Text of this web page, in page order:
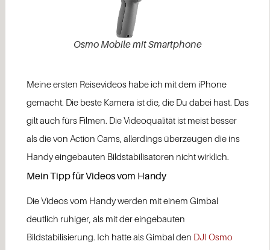
Osmo Mobile mit Smartphone
Meine ersten Reisevideos habe ich mit dem iPhone
gemacht. Die beste Kamera ist die, die Du dabei hast. Das
gilt auch fürs Filmen. Die Videoqualität ist meist besser
als die von Action Cams, allerdings überzeugen die ins
Handy eingebauten Bildstabilisatoren nicht wirklich.
Mein Tipp für Videos vom Handy
Die Videos vom Handy werden mit einem Gimbal
deutlich ruhiger, als mit der eingebauten
Bildstabilisierung. Ich hatte als Gimbal den DJI Osmo